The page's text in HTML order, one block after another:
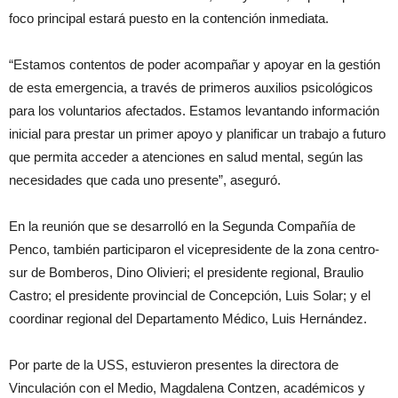
foco principal estará puesto en la contención inmediata.
“Estamos contentos de poder acompañar y apoyar en la gestión
de esta emergencia, a través de primeros auxilios psicológicos
para los voluntarios afectados. Estamos levantando información
inicial para prestar un primer apoyo y planificar un trabajo a futuro
que permita acceder a atenciones en salud mental, según las
necesidades que cada uno presente”, aseguró.
En la reunión que se desarrolló en la Segunda Compañía de
Penco, también participaron el vicepresidente de la zona centro-
sur de Bomberos, Dino Olivieri; el presidente regional, Braulio
Castro; el presidente provincial de Concepción, Luis Solar; y el
coordinar regional del Departamento Médico, Luis Hernández.
Por parte de la USS, estuvieron presentes la directora de
Vinculación con el Medio, Magdalena Contzen, académicos y